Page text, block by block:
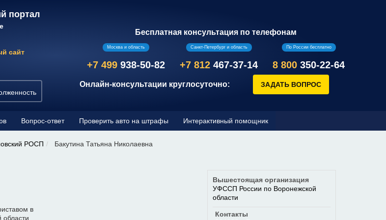
портал
сайт
Бесплатная консультация по телефонам
Москва и область
+7 499 938-50-82
Санкт-Петербург и область
+7 812 467-37-14
По России бесплатно
8 800 350-22-64
Онлайн-консультации круглосуточно:
Вопрос-ответ Проверить авто на штрафы Интерактивный помощник
РОСП Бакутина Татьяна Николаевна
в
области
Вышестоящая организация
УФССП России по Воронежской
области
Контакты